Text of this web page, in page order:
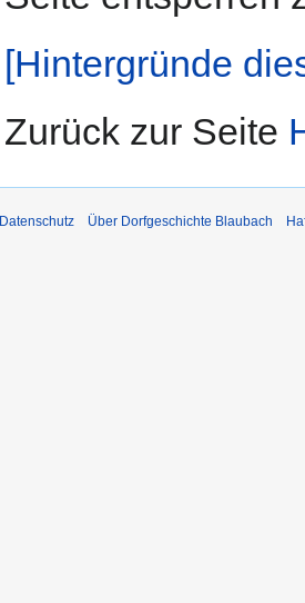
[Hintergründe
Zurück zur Seite
Datenschutz Über Dorfgeschichte Blaubach